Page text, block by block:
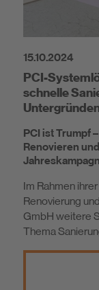
15.10.2024
PCI-
schnelle
PCI ist Trumpf
Renovieren
Im Rahmen
Renovierung
GmbH weitere
Thema